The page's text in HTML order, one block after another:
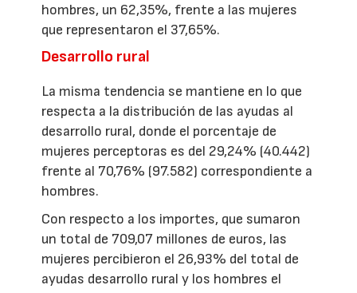
hombres, un 62,35%, frente a las mujeres
que representaron el 37,65%.
Desarrollo rural
La misma tendencia se mantiene en lo que
respecta a la distribución de las ayudas al
desarrollo rural, donde el porcentaje de
mujeres perceptoras es del 29,24% (40.442)
frente al 70,76% (97.582) correspondiente a
hombres.
Con respecto a los importes, que sumaron
un total de 709,07 millones de euros, las
mujeres percibieron el 26,93% del total de
ayudas desarrollo rural y los hombres el